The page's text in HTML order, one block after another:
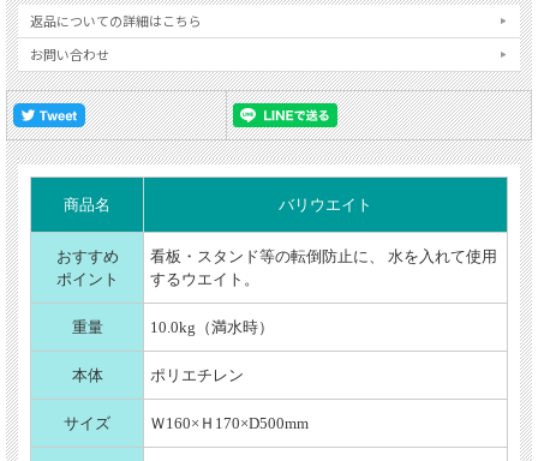
返品についての詳細はこちら
お問い合わせ
商品名 バリウエイト
おすすめ
ポイント
看板・スタンド等の転倒防止に、 水を入れて使用
するウエイト。
重量 10.0kg（満水時）
本体 ポリエチレン
サイズ Ｗ160×Ｈ170×D500mm